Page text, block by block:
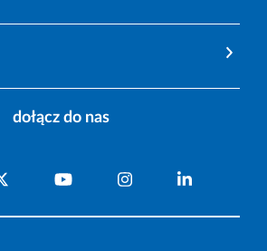
dołącz do nas